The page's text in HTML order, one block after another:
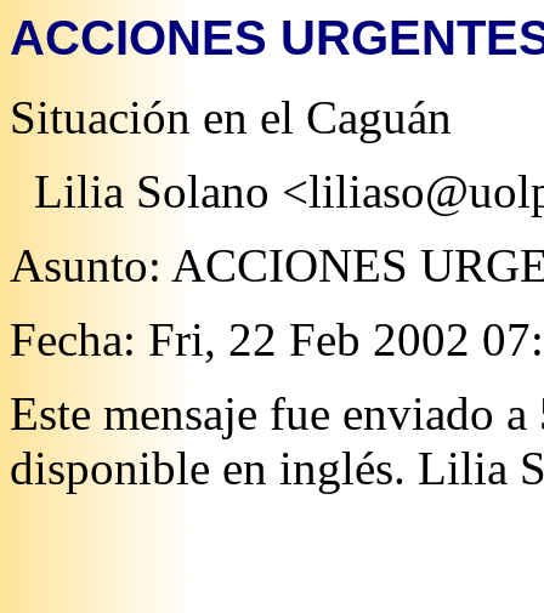
ACCIONES
Situación en el Caguán
Lilia Solano
Asunto: ACCIONES
Fecha: Fri, 22 Feb 2002
Este mensaje fue enviado
disponible en inglés. Lilia